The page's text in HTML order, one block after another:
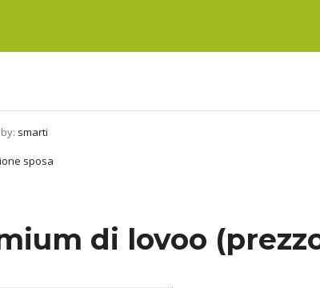
smarti
sposa
di lovoo